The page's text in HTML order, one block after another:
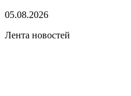
05.08.2026
Лента новостей